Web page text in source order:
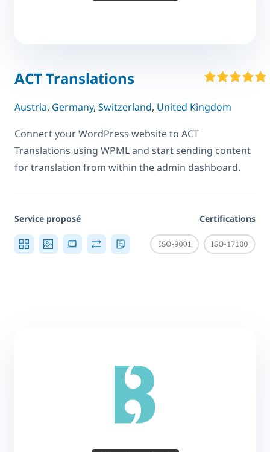
ACT Translations
Austria, Germany, Switzerland, United Kingdom
Connect your WordPress website to ACT
Translations using WPML and start sending content
for translation from within the admin dashboard.
Service proposé Certifications